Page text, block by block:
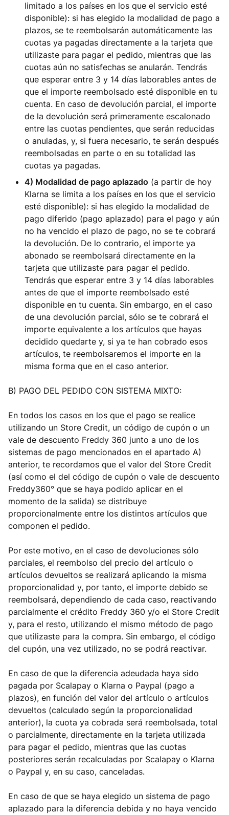
limitado a los países en los que el servicio esté
disponible): si has elegido la modalidad de pago a
plazos, se te reembolsarán automáticamente las
cuotas ya pagadas directamente a la tarjeta que
utilizaste para pagar el pedido, mientras que las
cuotas aún no satisfechas se anularán. Tendrás
que esperar entre 3 y 14 días laborables antes de
que el importe reembolsado esté disponible en tu
cuenta. En caso de devolución parcial, el importe
de la devolución será primeramente escalonado
entre las cuotas pendientes, que serán reducidas
o anuladas, y, si fuera necesario, te serán después
reembolsadas en parte o en su totalidad las
cuotas ya pagadas.
4) Modalidad de pago aplazado (a partir de hoy
Klarna se limita a los países en los que el servicio
esté disponible): si has elegido la modalidad de
pago diferido (pago aplazado) para el pago y aún
no ha vencido el plazo de pago, no se te cobrará
la devolución. De lo contrario, el importe ya
abonado se reembolsará directamente en la
tarjeta que utilizaste para pagar el pedido.
Tendrás que esperar entre 3 y 14 días laborables
antes de que el importe reembolsado esté
disponible en tu cuenta. Sin embargo, en el caso
de una devolución parcial, sólo se te cobrará el
importe equivalente a los artículos que hayas
decidido quedarte y, si ya te han cobrado esos
artículos, te reembolsaremos el importe en la
misma forma que en el caso anterior.
B) PAGO DEL PEDIDO CON SISTEMA MIXTO:
En todos los casos en los que el pago se realice
utilizando un Store Credit, un código de cupón o un
vale de descuento Freddy 360 junto a uno de los
sistemas de pago mencionados en el apartado A)
anterior, te recordamos que el valor del Store Credit
(así como el del código de cupón o vale de descuento
Freddy360° que se haya podido aplicar en el
momento de la salida) se distribuye
proporcionalmente entre los distintos artículos que
componen el pedido.
Por este motivo, en el caso de devoluciones sólo
parciales, el reembolso del precio del artículo o
artículos devueltos se realizará aplicando la misma
proporcionalidad y, por tanto, el importe debido se
reembolsará, dependiendo de cada caso, reactivando
parcialmente el crédito Freddy 360 y/o el Store Credit
y, para el resto, utilizando el mismo método de pago
que utilizaste para la compra. Sin embargo, el código
del cupón, una vez utilizado, no se podrá reactivar.
En caso de que la diferencia adeudada haya sido
pagada por Scalapay o Klarna o Paypal (pago a
plazos), en función del valor del artículo o artículos
devueltos (calculado según la proporcionalidad
anterior), la cuota ya cobrada será reembolsada, total
o parcialmente, directamente en la tarjeta utilizada
para pagar el pedido, mientras que las cuotas
posteriores serán recalculadas por Scalapay o Klarna
o Paypal y, en su caso, canceladas.
En caso de que se haya elegido un sistema de pago
aplazado para la diferencia debida y no haya vencido